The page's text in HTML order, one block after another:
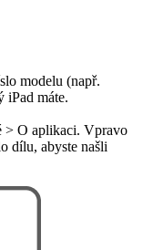
modelu (např.
iPad máte.
> O aplikaci. Vpravo
dílu, abyste našli